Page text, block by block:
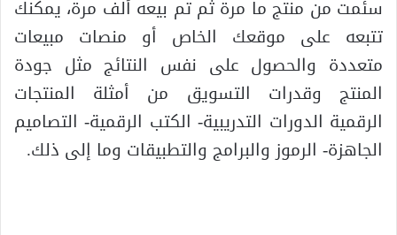
سئمت من منتج ما مرة ثم تم بيعه ألف مرة، يمكنك
تتبعه على موقعك الخاص أو منصات مبيعات
متعددة والحصول على نفس النتائج مثل جودة
المنتج وقدرات التسويق من أمثلة المنتجات
الرقمية الدورات التدريبية- الكتب الرقمية- التصاميم
الجاهزة- الرموز والبرامج والتطبيقات وما إلى ذلك.